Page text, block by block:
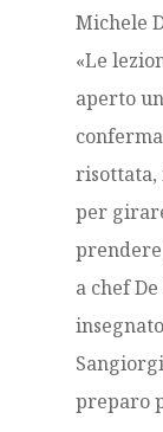
Michele
«Le
aperto
risottata,
per
a chef
preparo